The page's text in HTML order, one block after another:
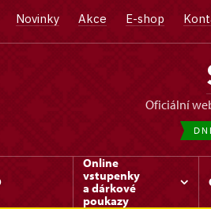
Novinky Akce E-shop
oficiální
Online
vstupenky
a dárkové
poukazy